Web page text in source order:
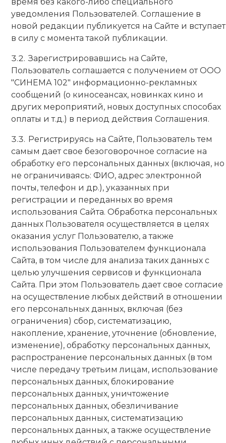
уведомления Пользователей. Соглашение в
новой редакции публикуется на Сайте и вступает
в силу с момента такой публикации.
Зарегистрировавшись на Сайте,
Пользователь соглашается с получением от ООО
"СИНЕМА 102" информационно-рекламных
сообщений (о киносеансах, новинках кино и
других мероприятий, новых доступных способах
оплаты и т.д.) в период действия Соглашения.
Регистрируясь на Сайте, Пользователь тем
самым дает свое безоговорочное согласие на
обработку его персональных данных (включая, но
не ограничиваясь: ФИО, адрес электронной
почты, телефон и др.), указанных при
регистрации и переданных во время
использования Сайта. Обработка персональных
данных Пользователя осуществляется в целях
оказания услуг Пользователю, а также
использования Пользователем функционала
Сайта, в том числе для анализа таких данных с
целью улучшения сервисов и функционала
Сайта. При этом Пользователь дает свое согласие
на осуществление любых действий в отношении
его персональных данных, включая (без
ограничения) сбор, систематизацию,
накопление, хранение, уточнение (обновление,
изменение), обработку персональных данных,
распространение персональных данных (в том
числе передачу третьим лицам, использование
персональных данных, блокирование
персональных данных, уничтожение
персональных данных, обезличивание
персональных данных, систематизацию
персональных данных, а также осуществление